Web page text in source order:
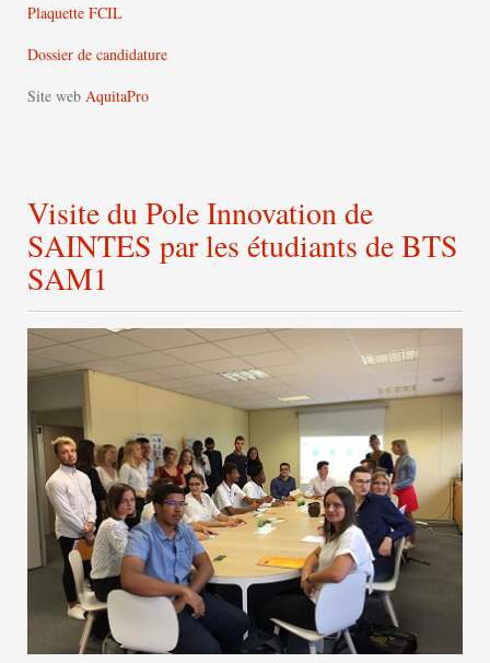
Plaquette FCIL
Dossier de candidature
Site web AquitaPro
Visite du Pole Innovation de
SAINTES par les étudiants de BTS
SAM1